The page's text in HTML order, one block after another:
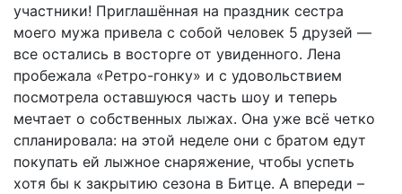
участники! Приглашённая на праздник сестра
моего мужа привела с собой человек 5 друзей —
все остались в восторге от увиденного. Лена
пробежала «Ретро-гонку» и с удовольствием
посмотрела оставшуюся часть шоу и теперь
мечтает о собственных лыжах. Она уже всё четко
спланировала: на этой неделе они с братом едут
покупать ей лыжное снаряжение, чтобы успеть
хотя бы к закрытию сезона в Битце. А впереди –